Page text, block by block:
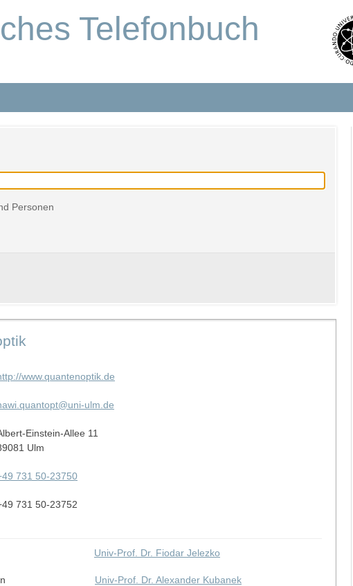
Telefonbuch
Personen
www.quantenoptik.de
ulm.de
Einstein-Allee 11
Ulm
731 50-23750
731 50-23752
Univ-Prof. Dr. Fiodar Jelezko
Univ-Prof. Dr. Alexander Kubanek